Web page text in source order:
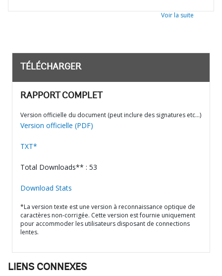
Voir la suite
TÉLÉCHARGER
RAPPORT COMPLET
Version officielle du document (peut inclure des signatures etc…)
Version officielle (PDF)
TXT*
Total Downloads** : 53
Download Stats
*La version texte est une version à reconnaissance optique de
caractères non-corrigée. Cette version est fournie uniquement
pour accommoder les utilisateurs disposant de connections
lentes.
LIENS CONNEXES